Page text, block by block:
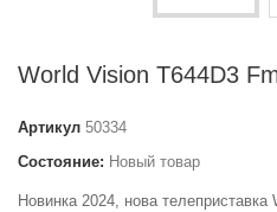
World Vision T644D3
Артикул 50334
Состояние: Новый товар
Новинка 2024, нова